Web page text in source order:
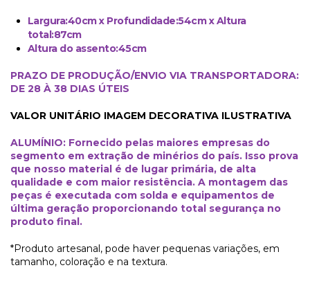
Largura:40cm x Profundidade:54cm x Altura
total:87cm
Altura do assento:45cm
PRAZO DE PRODUÇÃO/ENVIO VIA TRANSPORTADORA:
DE 28 À 38 DIAS ÚTEIS
VALOR UNITÁRIO IMAGEM DECORATIVA ILUSTRATIVA
ALUMÍNIO: Fornecido pelas maiores empresas do
segmento em extração de minérios do país. Isso prova
que nosso material é de lugar primária, de alta
qualidade e com maior resistência. A montagem das
peças é executada com solda e equipamentos de
última geração proporcionando total segurança no
produto final.
*Produto artesanal, pode haver pequenas variações, em
tamanho, coloração e na textura.